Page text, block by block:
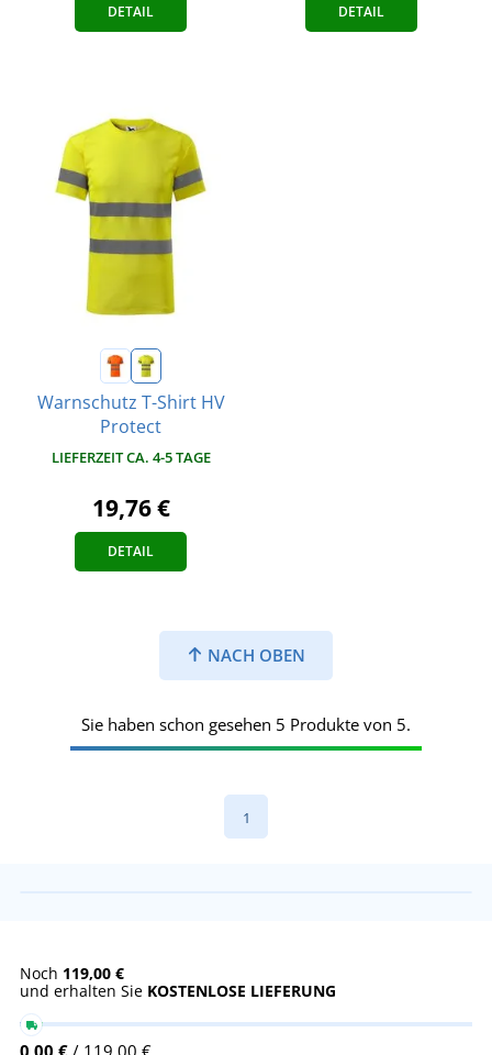
DETAIL DETAIL
Warnschutz T-Shirt HV
Protect
LIEFERZEIT CA. 4-5 TAGE
19,76 €
DETAIL
NACH OBEN
Sie haben schon gesehen 5 Produkte von 5.
1
Noch 119,00 €
und erhalten Sie KOSTENLOSE LIEFERUNG
0,00 € / 119,00 €